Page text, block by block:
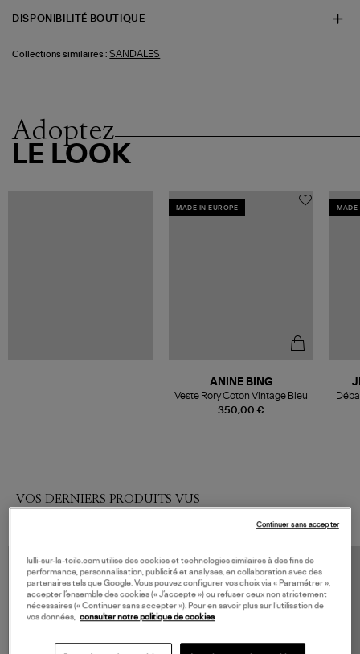
DISPONIBILITÉ BOUTIQUE
Collections similaires : SANDALES
Adoptez
LE LOOK
MADE IN EUROPE
350,00 €
ANINE BING
Veste Rory Coton Vintage Bleu
MADE
VOS DERNIERS PRODUITS VUS
lulli-sur-la-toile.com utilise des cookies et technologies similaires à des fins de
performance, personnalisation, publicité et analyses, en collaboration avec des
partenaires tels que Google. Vous pouvez configurer vos choix via « Paramétrer »,
accepter l’ensemble des cookies (« J’accepte ») ou refuser ceux non strictement
nécessaires (« Continuer sans accepter »). Pour en savoir plus sur l’utilisation de
vos données, consulter notre politique de cookies
Continuer sans accepter